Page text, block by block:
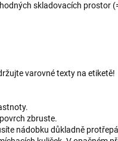
skladovacích prostor
varovné texty na etiketě!
zbruste.
nádobku důkladně